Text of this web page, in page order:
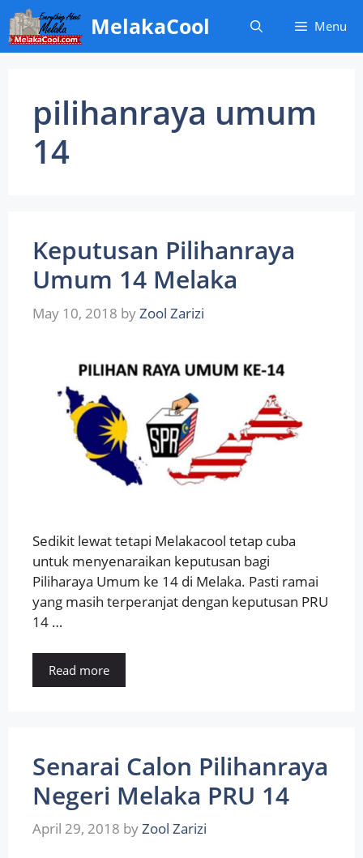
Skip
to
content
MelakaCool Menu
pilihanraya umum
14
Keputusan Pilihanraya
Umum 14 Melaka
May 10, 2018 byZool Zarizi
Sedikit lewat tetapi Melakacool tetap cuba
untuk menyenaraikan keputusan bagi
Piliharaya Umum ke 14 di Melaka. Pasti ramai
yang masih terperanjat dengan keputusan PRU
14 …
Read more
Senarai Calon Pilihanraya
Negeri Melaka PRU 14
April 29, 2018 byZool Zarizi